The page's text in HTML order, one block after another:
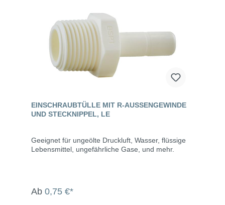
EINSCHRAUBTÜLLE MIT R-AUSSENGEWINDE U
ND STECKNIPPEL, LE
Geeignet für ungeölte Druckluft, Wasser, flüssige
Lebensmittel, ungefährliche Gase, und mehr.
Ab 0,75 €*